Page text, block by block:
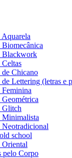
Aquarela
Biomecânica
Blackwork
Celtas
de Chicano
de Lettering (letras e
Feminina
Geométrica
Glitch
Minimalista
Neotradicional
school
Oriental
pelo Corpo